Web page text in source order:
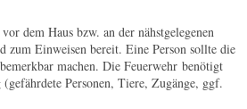
dem Haus bzw. an der nähstgelegenen
zum Einweisen bereit. Eine Person sollte die
machen. Die Feuerwehr benötigt
Personen, Tiere, Zugänge, ggf.